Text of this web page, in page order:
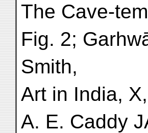
The Cave-
Fig. 2;
Smith,
Art in India,
A. E. Caddy